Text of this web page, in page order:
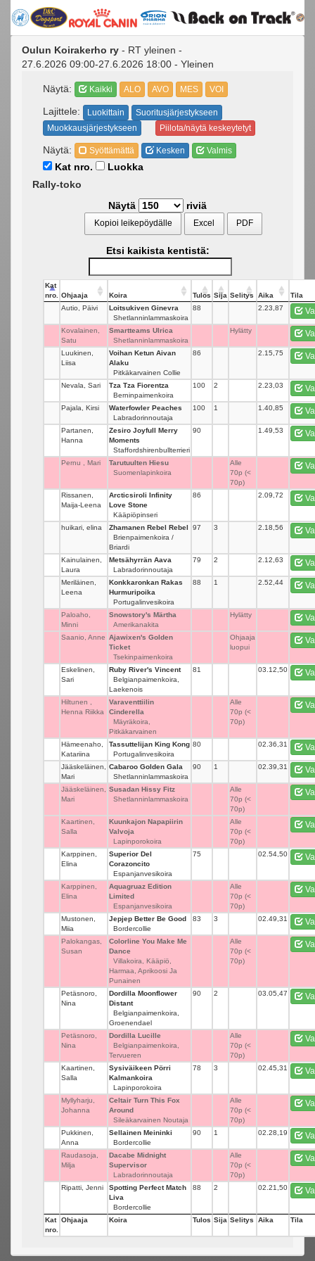
Oulun Koirakerho ry - RT yleinen -
27.6.2026 09:00-27.6.2026 18:00 - Yleinen
Näytä: Kaikki ALO AVO MES VOI
Lajittele: Luokittain
Suoritusjärjestykseen
Muokkausjärjestykseen
Piilota/näytä keskeytetyt
Näytä: Syöttämättä Kesken Valmis
Kat nro.
Luokka
Rally-toko
Näytä
riviä
Kopioi leikepöydälle Excel PDF
Etsi kaikista kentistä:
Kat
nro.
Ohjaaja Koira Tulos Sija Selitys Aika
Tila
Autio, Päivi
Loitsukiven Ginevra
Shetlanninlammaskoira
88 2.23,87
Kovalainen,
Satu
Smartteams Ulrica
Shetlanninlammaskoira
Hylätty
Luukinen,
Liisa
Voihan Ketun Aivan
Alaku
Pitkäkarvainen Collie
86 2.15,75
Nevala, Sari
Tza Tza Fiorentza
Berninpaimenkoira
100 2 2.23,03
Pajala, Kirsi
Waterfowler Peaches
Labradorinnoutaja
100 1 1.40,85
Partanen,
Hanna
Zesiro Joyfull Merry
Moments
Staffordshirenbullterrieri
90 1.49,53
Pernu , Mari
Tarutuulten Hiesu
Suomenlapinkoira
Alle
70p (<
70p)
Rissanen,
Maija-Leena
Arcticsiroli Infinity
Love Stone
Kääpiöpinseri
86 2.09,72
huikari, elina
Zhamanen Rebel Rebel
Brienpaimenkoira /
Briardi
97 3 2.18,56
Kainulainen,
Laura
Metsähyrrän Aava
Labradorinnoutaja
79 2 2.12,63
Meriläinen,
Leena
Konkkaronkan Rakas
Hurmuripoika
Portugalinvesikoira
88 1 2.52,44
Paloaho,
Minni
Snowstory's Märtha
Amerikanakita
Hylätty
Saanio, Anne Ajawixen's Golden
Ticket
Tsekinpaimenkoira
Ohjaaja
luopui
Eskelinen,
Sari
Ruby River's Vincent
Belgianpaimenkoira,
Laekenois
81 03.12,50
Hiltunen ,
Henna Riikka
Varaventtiilin
Cinderella
Mäyräkoira,
Pitkäkarvainen
Alle
70p (<
70p)
Hämeenaho,
Katariina
Tassuttelijan King Kong
Portugalinvesikoira
80 02.36,31
Jääskeläinen,
Mari
Cabaroo Golden Gala
Shetlanninlammaskoira
90 1 02.39,31
Jääskeläinen,
Mari
Susadan Hissy Fitz
Shetlanninlammaskoira
Alle
70p (<
70p)
Kaartinen,
Salla
Kuunkajon Napapiirin
Valvoja
Lapinporokoira
Alle
70p (<
70p)
Karppinen,
Elina
Superior Del
Corazoncito
Espanjanvesikoira
75 02.54,50
Karppinen,
Elina
Aquagruaz Edition
Limited
Espanjanvesikoira
Alle
70p (<
70p)
Mustonen,
Miia
Jepjep Better Be Good
Bordercollie
83 3 02.49,31
Palokangas,
Susan
Colorline You Make Me
Dance
Villakoira, Kääpiö,
Harmaa, Aprikoosi Ja
Punainen
Alle
70p (<
70p)
Petäsnoro,
Nina
Dordilla Moonflower
Distant
Belgianpaimenkoira,
Groenendael
90 2 03.05,47
Petäsnoro,
Nina
Dordilla Lucille
Belgianpaimenkoira,
Tervueren
Alle
70p (<
70p)
Kaartinen,
Salla
Sysiväikeen Pörri
Kalmankoira
Lapinporokoira
78 3 02.45,31
Myllyharju,
Johanna
Celtair Turn This Fox
Around
Sileäkarvainen Noutaja
Alle
70p (<
70p)
Pukkinen,
Anna
Sellainen Meininki
Bordercollie
90 1 02.28,19
Raudasoja,
Milja
Dacabe Midnight
Supervisor
Labradorinnoutaja
Alle
70p (<
70p)
Ripatti, Jenni
Spotting Perfect Match
Liva
Bordercollie
88 2 02.21,50
Kat
nro.
Ohjaaja Koira Tulos Sija Selitys Aika Tila